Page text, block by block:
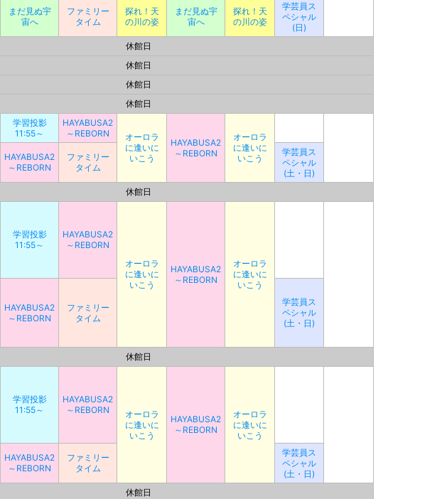
まだ見ぬ宇
宙へ
ファミリー
タイム
探れ！天
の川の姿
まだ見ぬ宇
宙へ
探れ！天
の川の姿
学芸員ス
ペシャル
(日)
休館日
休館日
休館日
休館日
学習投影
11:55～
HAYABUSA2
～REBORN
オーロラ
に逢いに
いこう
HAYABUSA2
～REBORN
オーロラ
に逢いに
いこう
HAYABUSA2
～REBORN
ファミリー
タイム
学芸員ス
ペシャル
(土・日)
休館日
学習投影
11:55～
HAYABUSA2
～REBORN
オーロラ
に逢いに
いこう
HAYABUSA2
～REBORN
オーロラ
に逢いに
いこう
HAYABUSA2
～REBORN
ファミリー
タイム
学芸員ス
ペシャル
(土・日)
休館日
学習投影
11:55～
HAYABUSA2
～REBORN
オーロラ
に逢いに
いこう
HAYABUSA2
～REBORN
オーロラ
に逢いに
いこう
HAYABUSA2
～REBORN
ファミリー
タイム
学芸員ス
ペシャル
(土・日)
休館日